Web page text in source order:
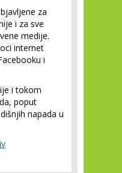
za
i za sve
medije.
internet
i
i tokom
poput
napada u